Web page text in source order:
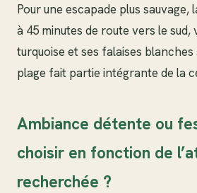
Pour une escapade plus sauvage,
à 45 minutes de route vers le
turquoise et ses falaises
plage fait partie intégrante de la
Ambiance détente ou
choisir en fonction de
recherchée ?